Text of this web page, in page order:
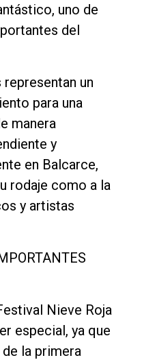
uno de
del
un
para una
manera
y
en Balcarce,
rodaje como a la
y artistas
Nieve Roja
especial, ya que
la primera